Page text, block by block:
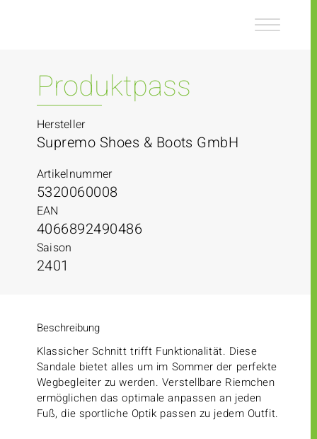
Produktpass
Hersteller
Supremo Shoes & Boots GmbH
Artikelnummer
5320060008
EAN
4066892490486
Saison
2401
Beschreibung
Klassicher Schnitt trifft Funktionalität. Diese
Sandale bietet alles um im Sommer der perfekte
Wegbegleiter zu werden. Verstellbare Riemchen
ermöglichen das optimale anpassen an jeden
Fuß, die sportliche Optik passen zu jedem Outfit.